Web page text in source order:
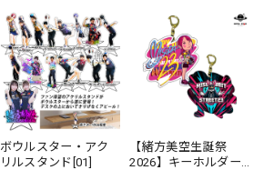
ボウルスター・アク
リルスタンド[01]
【緒方美空生誕祭
2026】キーホルダー